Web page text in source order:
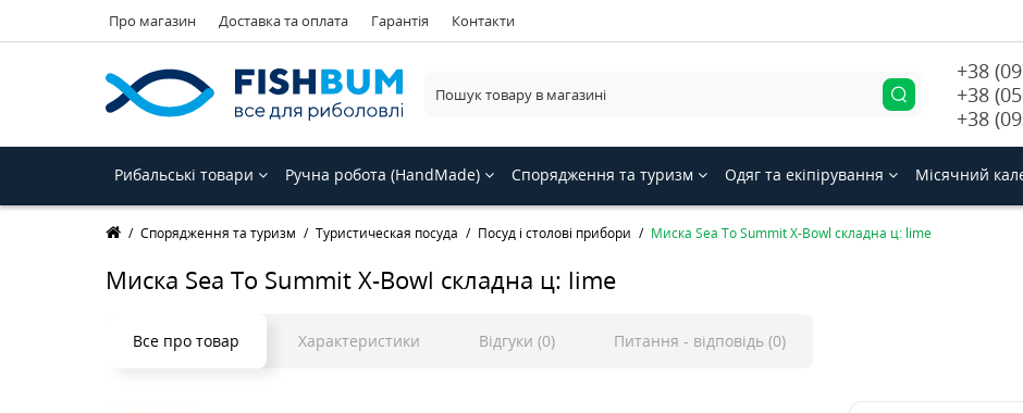
Про магазин Доставка та оплата Гарантія Контакти
+38
+38
+38
Рибальські товари Ручна робота (HandMade) Спорядження та туризм Одяг та екіпірування Місячний
Спорядження та туризм Туристическая посуда Посуд і столові прибори Миска Sea To Summit X-Bowl складна ц: lime
Миска Sea To Summit X-Bowl складна ц: lime
Все про товар Характеристики Відгуки (0) Питання - відповідь (0)